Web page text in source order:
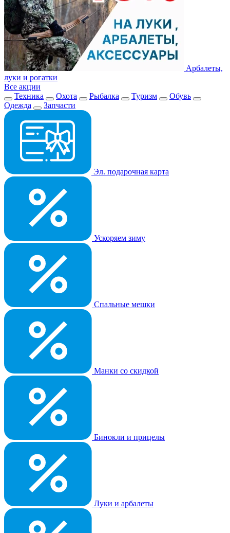
Арбалеты,
луки и рогатки
Все акции
Техника
Охота Рыбалка Туризм
Обувь
Одежда
Запчасти
Эл. подарочная карта
Ускоряем зиму
Спальные мешки
Манки со скидкой
Бинокли и прицелы
Луки и арбалеты